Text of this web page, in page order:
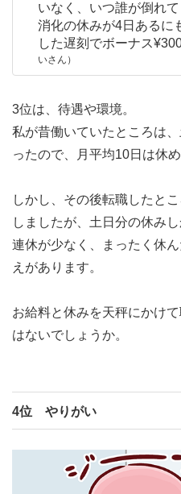
いなく、いつ誰が倒れ
消化の休みが4日あるに
した遅刻でボーナス
いさん）
3位は、待遇や環境。
私が昔働いていたところは
ったので、月平均10日は休め
しかし、その後転職したと
しましたが、土日分の休み
連休が少なく、まったく休
えがあります。
お給料と休みを天秤にかけ
はないでしょうか。
4位 やりがい